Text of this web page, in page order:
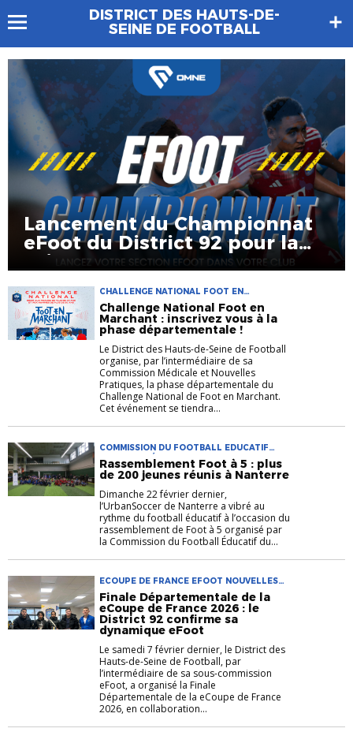
DISTRICT DES HAUTS-DE-
SEINE DE FOOTBALL
Lancement du Championnat
eFoot du District 92 pour la
saison 2026-2027
CHALLENGE NATIONAL FOOT EN
MARCHANT FOOT EN MARCHANT
NOUVELLES PRATIQUES
Challenge National Foot en
Marchant : inscrivez vous à la
phase départementale !
Le District des Hauts-de-Seine de Football
organise, par l’intermédiaire de sa
Commission Médicale et Nouvelles
Pratiques, la phase départementale du
Challenge National de Foot en Marchant.
Cet événement se tiendra...
COMMISSION DU FOOTBALL EDUCATIF
FOOTBALL ÉDUCATIF NOUVELLES
PRATIQUES U10 U12 URBAN SOCCER
Rassemblement Foot à 5 : plus
de 200 jeunes réunis à Nanterre
Dimanche 22 février dernier,
l’UrbanSoccer de Nanterre a vibré au
rythme du football éducatif à l’occasion du
rassemblement de Foot à 5 organisé par
la Commission du Football Éducatif du...
ECOUPE DE FRANCE EFOOT NOUVELLES
PRATIQUES
Finale Départementale de la
eCoupe de France 2026 : le
District 92 confirme sa
dynamique eFoot
Le samedi 7 février dernier, le District des
Hauts-de-Seine de Football, par
l’intermédiaire de sa sous-commission
eFoot, a organisé la Finale
Départementale de la eCoupe de France
2026, en collaboration...